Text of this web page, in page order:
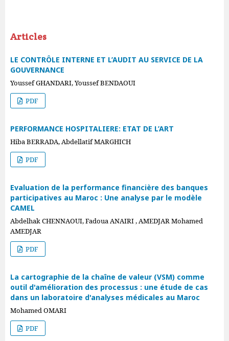
Articles
LE CONTRÔLE INTERNE ET L’AUDIT AU SERVICE DE LA
GOUVERNANCE
Youssef GHANDARI, Youssef BENDAOUI
PDF
PERFORMANCE HOSPITALIERE: ETAT DE L’ART
Hiba BERRADA, Abdellatif MARGHICH
PDF
Evaluation de la performance financière des banques
participatives au Maroc : Une analyse par le modèle
CAMEL
Abdelhak CHENNAOUI, Fadoua ANAIRI , AMEDJAR Mohamed
AMEDJAR
PDF
La cartographie de la chaîne de valeur (VSM) comme
outil d'amélioration des processus : une étude de cas
dans un laboratoire d'analyses médicales au Maroc
Mohamed OMARI
PDF